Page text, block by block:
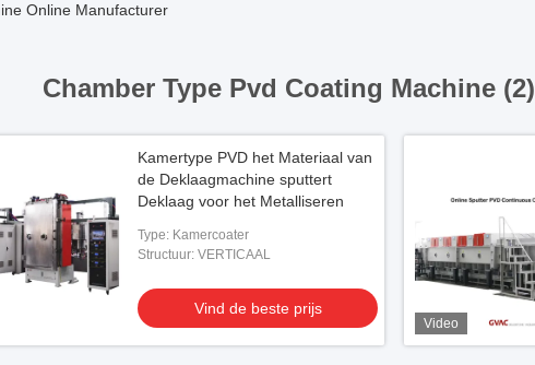
Online Manufacturer
Chamber Type Pvd Coating Machine (2)
Kamertype PVD het Materiaal van
de Deklaagmachine sputtert
Deklaag voor het Metalliseren
Type: Kamercoater
Structuur: VERTICAAL
Vind de beste prijs
Video